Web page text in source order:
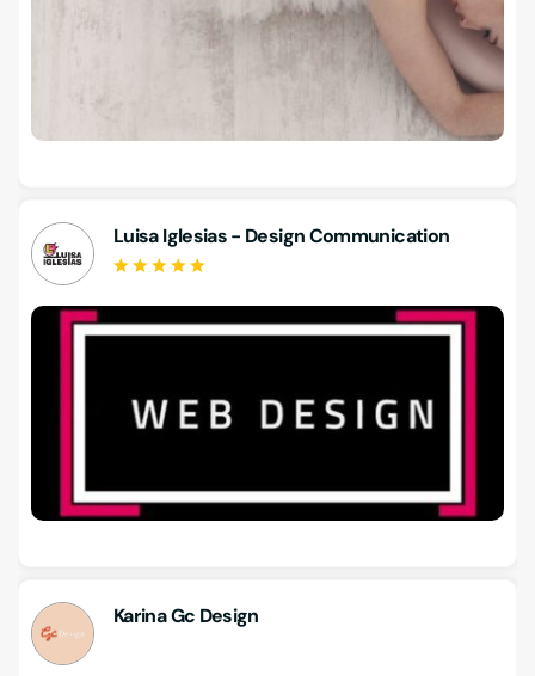
Luisa Iglesias - Design Communication
Karina Gc Design